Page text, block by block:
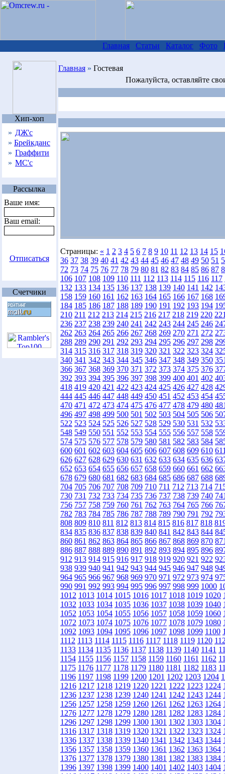
Хип-хоп
» ДЖ'с
» Брейкданс
» Граффити
» МС'с
Рассылка
Ваше имя:
Ваш email:
Отписаться
Счетчики
Главная Статьи Каталог Фото
Главная » Гостевая
Пожалуйста, оставляйте
Страницы: « 1 2 3 4 5 6 7 8 9 10 11 12 13 14 15
36 37 38 39 40 41 42 43 44 45 46 47 48 49 50 51
72 73 74 75 76 77 78 79 80 81 82 83 84 85 86 87
106 107 108 109 110 111 112 113 114 115 116 117
132 133 134 135 136 137 138 139 140 141 142
158 159 160 161 162 163 164 165 166 167 168
184 185 186 187 188 189 190 191 192 193 194
210 211 212 213 214 215 216 217 218 219 220
236 237 238 239 240 241 242 243 244 245 246
262 263 264 265 266 267 268 269 270 271 272
288 289 290 291 292 293 294 295 296 297 298
314 315 316 317 318 319 320 321 322 323 324
340 341 342 343 344 345 346 347 348 349 350
366 367 368 369 370 371 372 373 374 375 376
392 393 394 395 396 397 398 399 400 401 402
418 419 420 421 422 423 424 425 426 427 428
444 445 446 447 448 449 450 451 452 453 454
470 471 472 473 474 475 476 477 478 479 480
496 497 498 499 500 501 502 503 504 505 506
522 523 524 525 526 527 528 529 530 531 532
548 549 550 551 552 553 554 555 556 557 558
574 575 576 577 578 579 580 581 582 583 584
600 601 602 603 604 605 606 607 608 609 610
626 627 628 629 630 631 632 633 634 635 636
652 653 654 655 656 657 658 659 660 661 662
678 679 680 681 682 683 684 685 686 687 688
704 705 706 707 708 709 710 711 712 713 714
730 731 732 733 734 735 736 737 738 739 740
756 757 758 759 760 761 762 763 764 765 766
782 783 784 785 786 787 788 789 790 791 792
808 809 810 811 812 813 814 815 816 817 818
834 835 836 837 838 839 840 841 842 843 844
860 861 862 863 864 865 866 867 868 869 870
886 887 888 889 890 891 892 893 894 895 896
912 913 914 915 916 917 918 919 920 921 922
938 939 940 941 942 943 944 945 946 947 948
964 965 966 967 968 969 970 971 972 973 974
990 991 992 993 994 995 996 997 998 999 1000
1012 1013 1014 1015 1016 1017 1018 1019 1020
1032 1033 1034 1035 1036 1037 1038 1039 1040
1052 1053 1054 1055 1056 1057 1058 1059 1060
1072 1073 1074 1075 1076 1077 1078 1079 1080
1092 1093 1094 1095 1096 1097 1098 1099 1100
1112 1113 1114 1115 1116 1117 1118 1119 1120
1133 1134 1135 1136 1137 1138 1139 1140 1141
1154 1155 1156 1157 1158 1159 1160 1161 1162
1175 1176 1177 1178 1179 1180 1181 1182 1183
1196 1197 1198 1199 1200 1201 1202 1203 1204
1216 1217 1218 1219 1220 1221 1222 1223 1224
1236 1237 1238 1239 1240 1241 1242 1243 1244
1256 1257 1258 1259 1260 1261 1262 1263 1264
1276 1277 1278 1279 1280 1281 1282 1283 1284
1296 1297 1298 1299 1300 1301 1302 1303 1304
1316 1317 1318 1319 1320 1321 1322 1323 1324
1336 1337 1338 1339 1340 1341 1342 1343 1344
1356 1357 1358 1359 1360 1361 1362 1363 1364
1376 1377 1378 1379 1380 1381 1382 1383 1384
1396 1397 1398 1399 1400 1401 1402 1403 1404